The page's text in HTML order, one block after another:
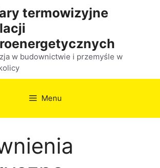
termowizyjne
w budownictwie i przemyśle w
Menu